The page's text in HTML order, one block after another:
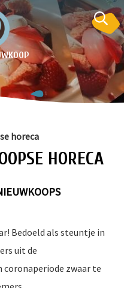
horeca
HORECA
Bedoeld als steuntje in
uit de
zwaar te